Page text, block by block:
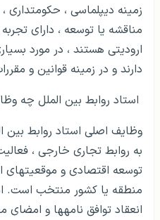
زمینه دیپلماسی ،
مناقشه یا توسعه ، دارای
ارودیتی هستند ، در مورد
دارند و در زمینه قوانین و
استاد روابط بین الملل چه
وظایف اصلی استاد روابط بین
به روابط تجاری خارجی ،
توسعه اقتصادی و
منطقه یا کشور منتخب است.
انعقاد توافق نامه­ها و